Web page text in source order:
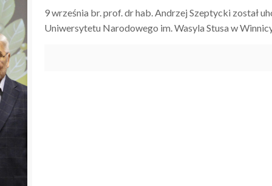
9 września br. prof. dr hab. Andrzej Szeptycki został
Uniwersytetu Narodowego im. Wasyla Stusa w